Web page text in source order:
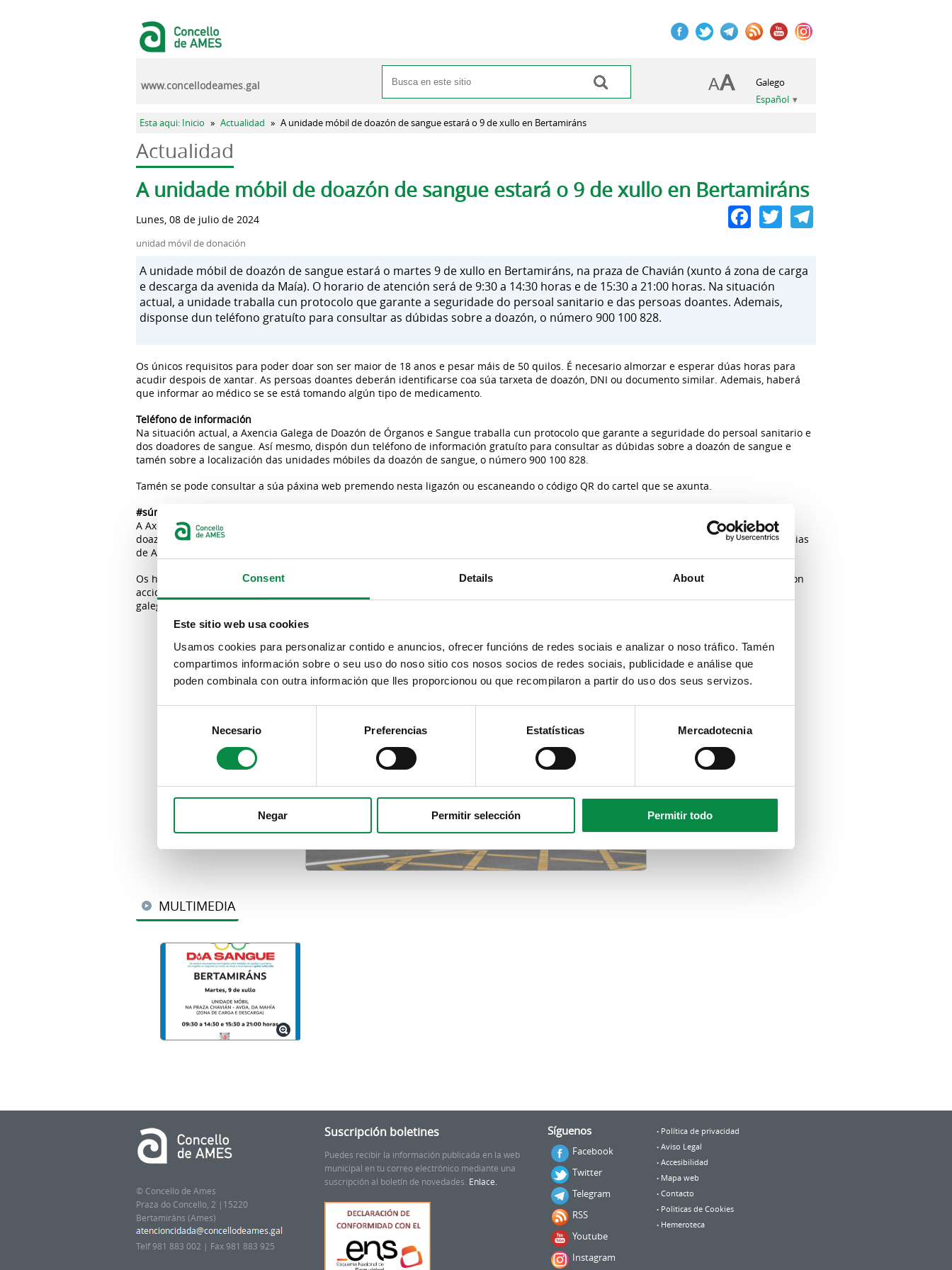
Consent Details About
Este sitio web usa cookies
Usamos cookies para personalizar contido e anuncios, ofrecer funcións de redes sociais e analizar o noso tráfico. Tamén
compartimos información sobre o seu uso do noso sitio cos nosos socios de redes sociais, publicidade e análise que
poden combinala con outra información que lles proporcionou ou que recompilaron a partir do uso dos seus servizos.
Necesario Preferencias Estatísticas Mercadotecnia
Negar Permitir selección Permitir todo
Formulario de búsqueda
Buscar
Galego
Español
www.concellodeames.gal
Se encuentra usted aquí
Esta aqui: Inicio » Actualidad » A unidade móbil de doazón de sangue estará o 9 de xullo en Bertamiráns
Actualidad
Solapas principales
A unidade móbil de doazón de sangue estará o 9 de xullo en Bertamiráns
Facebook
Twitter
Lunes, 08 de julio de 2024
unidad móvil de donación
A unidade móbil de doazón de sangue estará o martes 9 de xullo en Bertamiráns, na praza de Chavián (xunto á zona de carga
e descarga da avenida da Maía). O horario de atención será de 9:30 a 14:30 horas e de 15:30 a 21:00 horas. Na situación
actual, a unidade traballa cun protocolo que garante a seguridade do persoal sanitario e das persoas doantes. Ademais,
disponse dun teléfono gratuíto para consultar as dúbidas sobre a doazón, o número 900 100 828.
Os únicos requisitos para poder doar son ser maior de 18 anos e pesar máis de 50 quilos. É necesario almorzar e esperar dúas horas para
acudir despois de xantar. As persoas doantes deberán identificarse coa súa tarxeta de doazón, DNI ou documento similar. Ademais, haberá
que informar ao médico se se está tomando algún tipo de medicamento.
Teléfono de información
Na situación actual, a Axencia Galega de Doazón de Órganos e Sangue traballa cun protocolo que garante a seguridade do persoal sanitario e
dos doadores de sangue. Así mesmo, dispón dun teléfono de información gratuíto para consultar as dúbidas sobre a doazón de sangue e
tamén sobre a localización das unidades móbiles da doazón de sangue, o número 900 100 828.
Tamén se pode consultar a súa páxina web premendo nesta ligazón ou escaneando o código QR do cartel que se axunta.
#súmateaonosoquipo
A Axencia Galega de Sangue, Órganos e Tecidos (ADOS) subministra compoñentes sanguíneos a todos os hospitais de Galicia. Cada día, as
doazóns de sangue recollidas nos locais de doazón e nas 10 unidades móbiles que percorren os concellos galegos envíanse ás dependencias
de ADOS para o seu procesamento, análise e distribución.
Os hospitais galegos precisan 10.000 doazóns de sangue cada mes, para persoas que son sometidas a intervencións cirúrxicas, que sufriron
accidentes de tráfico ou laborais, que padecen anemias, hemorraxias, cancro, leucemia, transplantes de órganos… Cada día, os hospitais
galegos precisan entre 400 e 500 doazóns de sangue.
MULTIMEDIA
© Concello de Ames
Praza do Concello, 2 |15220
Bertamiráns (Ames)
Telf 981 883 002 | Fax 981 883 925
Suscripción boletines
Puedes recibir la información publicada en la web
municipal en tu correo electrónico mediante una
suscripción al boletín de novedades. Enlace.
Síguenos
Facebook
Twitter
Telegram
RSS
Youtube
Instagram
Política de privacidad
Aviso Legal
Accesibilidad
Mapa web
Contacto
Politicas de Cookies
Hemeroteca